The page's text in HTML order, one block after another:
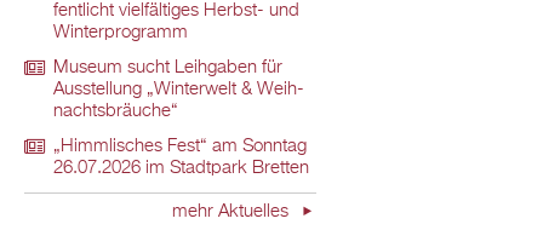
fent­licht viel­fäl­ti­ges Herbst- und
Win­ter­pro­gramm
Mu­se­um sucht Leih­ga­ben für
Aus­stel­lung „Win­ter­welt & Weih­
nachts­bräu­che“
„Himm­li­sches Fest“ am Sonn­tag
26.07.2026 im Stadt­park Brett­en
mehr Ak­tu­el­les